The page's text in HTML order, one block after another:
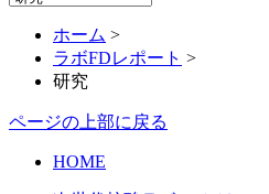
ホーム >
ラボFDレポート >
研究
ページの上部に戻る
HOME